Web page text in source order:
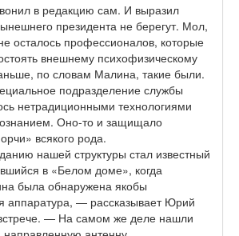
в редакцию сам. И выразил
президента не берегут. Мол,
осталось профессионалов, которые
внешнему психофизическому
по словам Малина, такие были.
подразделение службы
нетрадиционными технологиями
Оно-то и защищало
всякого рода.
нашей структуры стал известный
в «Белом доме», когда
была обнаружена якобы
аппаратура, — рассказывает Юрий
— На самом же деле нашли